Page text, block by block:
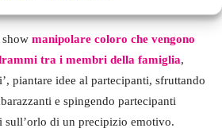
show manipolare coloro che vengono
tra i membri della famiglia,
piantare idee al partecipanti, sfruttando
e spingendo partecipanti
sull’orlo di un precipizio emotivo.